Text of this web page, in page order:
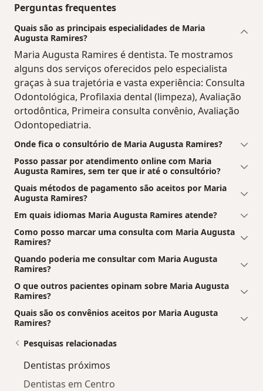
Perguntas frequentes
Quais são as principais especialidades de Maria
Augusta Ramires?
Maria Augusta Ramires é dentista. Te mostramos
alguns dos serviços oferecidos pelo especialista
graças à sua trajetória e vasta experiência: Consulta
Odontológica, Profilaxia dental (limpeza), Avaliação
ortodôntica, Primeira consulta convênio, Avaliação
Odontopediatria.
Onde fica o consultório de Maria Augusta Ramires?
Posso passar por atendimento online com Maria
Augusta Ramires, sem ter que ir até o consultório?
Quais métodos de pagamento são aceitos por Maria
Augusta Ramires?
Em quais idiomas Maria Augusta Ramires atende?
Como posso marcar uma consulta com Maria Augusta
Ramires?
Quando poderia me consultar com Maria Augusta
Ramires?
O que outros pacientes opinam sobre Maria Augusta
Ramires?
Quais são os convênios aceitos por Maria Augusta
Ramires?
Pesquisas relacionadas
Dentistas próximos
Dentistas em Centro